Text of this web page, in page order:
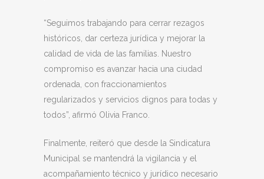
“Seguimos trabajando para cerrar rezagos
históricos, dar certeza jurídica y mejorar la
calidad de vida de las familias. Nuestro
compromiso es avanzar hacia una ciudad
ordenada, con fraccionamientos
regularizados y servicios dignos para todas y
todos”, afirmó Olivia Franco.
Finalmente, reiteró que desde la Sindicatura
Municipal se mantendrá la vigilancia y el
acompañamiento técnico y jurídico necesario